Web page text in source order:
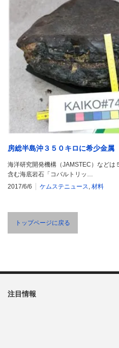
房総半島沖３５０キロに希少金
海洋研究開発機構（JAMSTEC）などは
含む海底岩石「コバルトリッ…
2017/6/6
ケムステニュース 材料
トップページに戻る
注目情報